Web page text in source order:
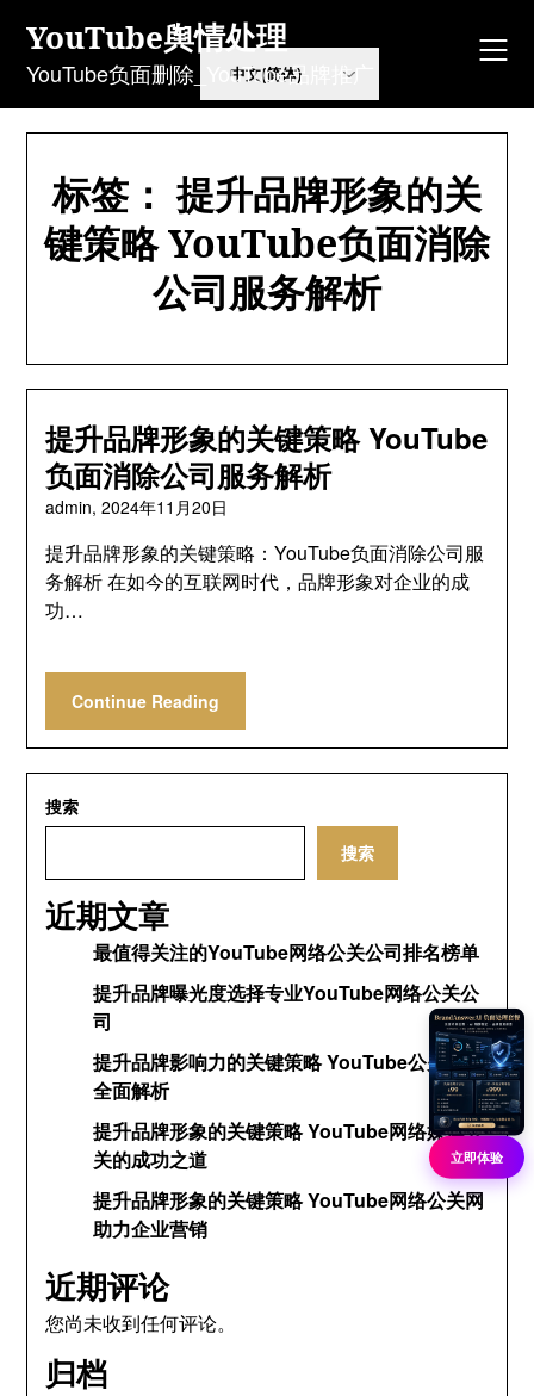
content
YouTube舆情处理
YouTube负面删除_YouTube品牌推广
标签：提升品牌形象的关
键策略 YouTube负面消除
公司服务解析
提升品牌形象的关键策略 YouTube
负面消除公司服务解析
admin,2024年11月20日
提升品牌形象的关键策略：YouTube负面消除公司服
务解析 在如今的互联网时代，品牌形象对企业的成
功…
Continue Reading
搜索
搜索
近期文章
最值得关注的YouTube网络公关公司排名榜单
提升品牌曝光度选择专业YouTube网络公关公
司
提升品牌影响力的关键策略 YouTube公关网络
全面解析
提升品牌形象的关键策略 YouTube网络媒体公
关的成功之道
提升品牌形象的关键策略 YouTube网络公关网
助力企业营销
近期评论
您尚未收到任何评论。
归档
立即体验